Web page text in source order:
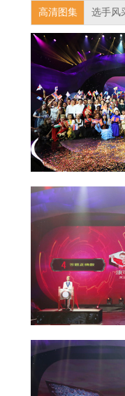
高清图集 选手风